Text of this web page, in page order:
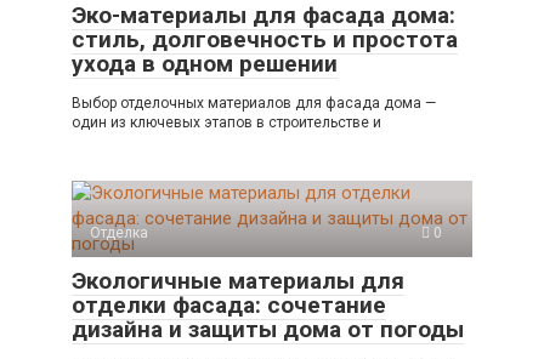
Эко-материалы для фасада дома:
стиль, долговечность и простота
ухода в одном решении
Выбор отделочных материалов для фасада дома —
один из ключевых этапов в строительстве и
Отделка 0
Экологичные материалы для
отделки фасада: сочетание
дизайна и защиты дома от погоды